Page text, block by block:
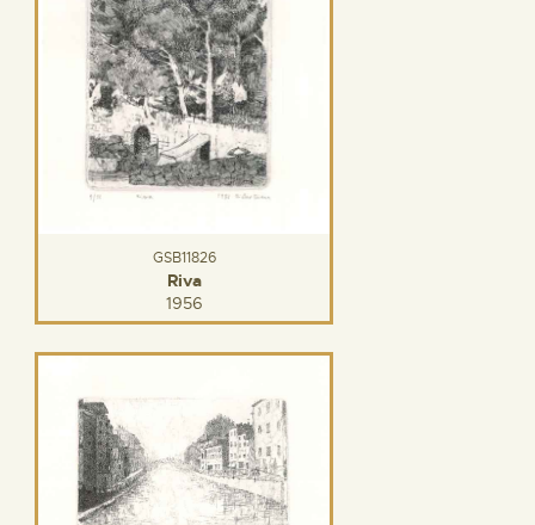
GSB11826
Riva
1956